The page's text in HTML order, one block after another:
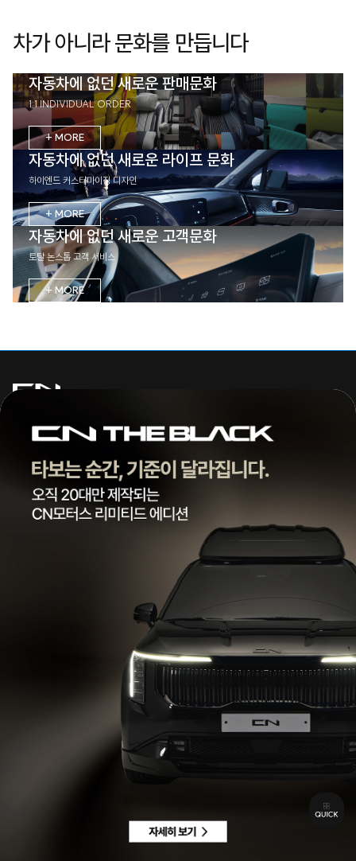
차가 아니라 문화를 만듭니다
자동차에 없던 새로운 판매문화
1:1 INDIVIDUAL ORDER
+ MORE
자동차에 없던 새로운 라이프 문화
하이엔드 커스터마이징 디자인
+ MORE
자동차에 없던 새로운 고객문화
토탈 논스톱 고객 서비스
+ MORE
주식회사 씨엔모터스
대표 | 조종현
전화 |1855-3966
팩스 | 032-578-3966
통신판매업신고번호 | 제 2022-인천서구-2322호
차량구매상담 | 평일 09:00 ~ 18:00 / 주말 및 공휴일 10:00 ~ 18:00
AS 및 기타상담 | 평일 09:00 ~ 18:00 / 주말 및 공휴일 휴무
이메일수집정보